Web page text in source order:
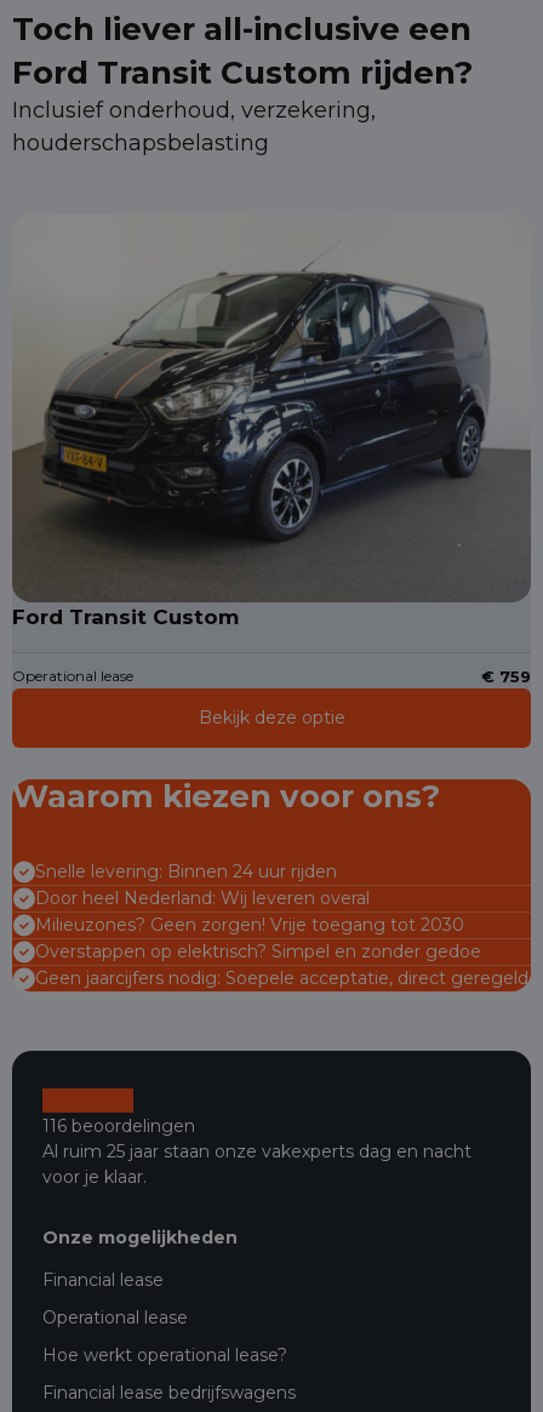
Toch liever all-inclusive een
Ford Transit Custom rijden?
Inclusief onderhoud, verzekering,
houderschapsbelasting
Ford Transit Custom
Operational lease € 759
Bekijk deze optie
Waarom kiezen voor ons?
Snelle levering: Binnen 24 uur rijden
Door heel Nederland: Wij leveren overal
Milieuzones? Geen zorgen! Vrije toegang tot 2030
Overstappen op elektrisch? Simpel en zonder gedoe
Geen jaarcijfers nodig: Soepele acceptatie, direct geregeld
116 beoordelingen
Al ruim 25 jaar staan onze vakexperts dag en nacht
voor je klaar.
Onze mogelijkheden
Financial lease
Operational lease
Hoe werkt operational lease?
Financial lease bedrijfswagens